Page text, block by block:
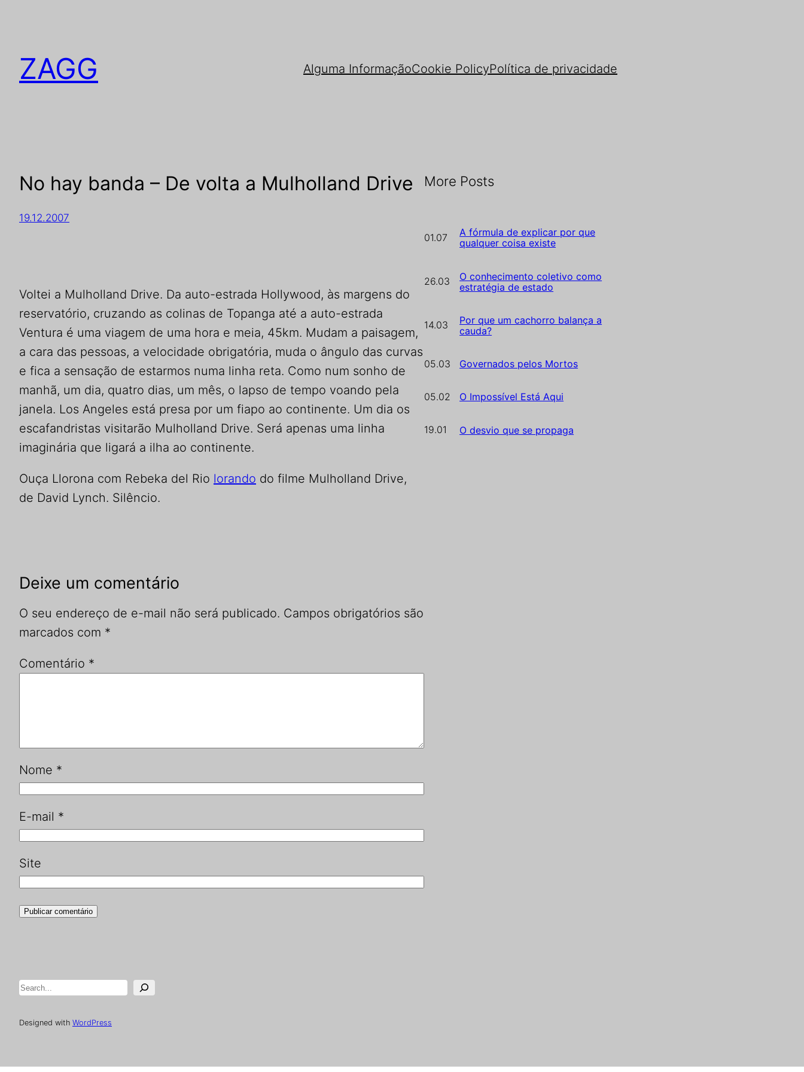
ZAGG Alguma InformaçãoCookie PolicyPolítica de privacidade
No hay banda – De volta a Mulholland Drive
19.12.2007
Voltei a Mulholland Drive. Da auto-estrada Hollywood, às margens do
reservatório, cruzando as colinas de Topanga até a auto-estrada
Ventura é uma viagem de uma hora e meia, 45km. Mudam a paisagem,
a cara das pessoas, a velocidade obrigatória, muda o ângulo das curvas
e fica a sensação de estarmos numa linha reta. Como num sonho de
manhã, um dia, quatro dias, um mês, o lapso de tempo voando pela
janela. Los Angeles está presa por um fiapo ao continente. Um dia os
escafandristas visitarão Mulholland Drive. Será apenas uma linha
imaginária que ligará a ilha ao continente.
Ouça Llorona com Rebeka del Rio lorando do filme Mulholland Drive,
de David Lynch. Silêncio.
More Posts
01.07
A fórmula de explicar por que
qualquer coisa existe
26.03
O conhecimento coletivo como
estratégia de estado
14.03
Por que um cachorro balança a
cauda?
05.03 Governados pelos Mortos
05.02 O Impossível Está Aqui
19.01 O desvio que se propaga
Deixe um comentário
O seu endereço de e-mail não será publicado. Campos obrigatórios são
marcados com *
Comentário *
Nome *
E-mail *
Site
Pesquisar
Designed with WordPress